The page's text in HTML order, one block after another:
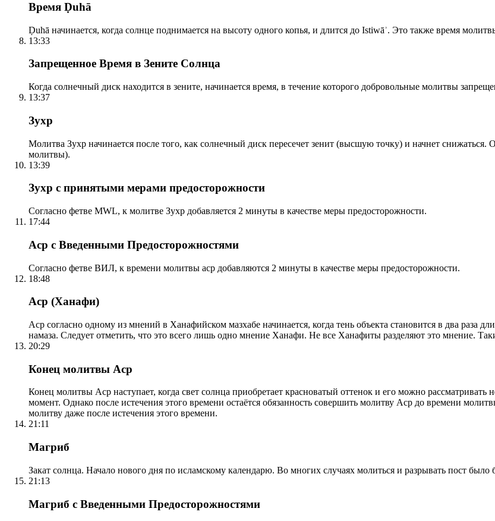
Время Ḍuhā
Ḍuhā начинается, когда солнце поднимается на высоту одного копья, и длится до Istiwāʾ. Это также время
13:33
Запрещенное Время в Зените Солнца
Когда солнечный диск находится в зените, начинается время, в течение которого добровольные молитвы
13:37
Зухр
Молитва Зухр начинается после того, как солнечный диск пересечет зенит (высшую точку) и начнет
молитвы).
13:39
Зухр с принятыми мерами предосторожности
Согласно фетве MWL, к молитве Зухр добавляется 2 минуты в качестве меры предосторожности.
17:44
Аср с Введенными Предосторожностями
Согласно фетве ВИЛ, к времени молитвы аср добавляются 2 минуты в качестве меры предосторожности.
18:48
Аср (Ханафи)
Аср согласно одному из мнений в Ханафийском мазхабе начинается, когда тень объекта становится в два раза
намаза. Следует отметить, что это всего лишь одно мнение Ханафи. Не все Ханафиты разделяют это мнение.
20:29
Конец молитвы Аср
Конец молитвы Аср наступает, когда свет солнца приобретает красноватый оттенок и его можно
момент. Однако после истечения этого времени остаётся обязанность совершить молитву Аср до времени
молитву даже после истечения этого времени.
21:11
Магриб
Закат солнца. Начало нового дня по исламскому календарю. Во многих случаях молиться и разрывать пост
21:13
Магриб с Введенными Предосторожностями